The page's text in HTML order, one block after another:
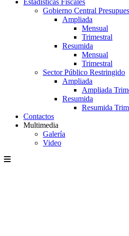
Estadísticas Fiscales
Gobierno Central
Ampliada
Mensual
Trimestral
Resumida
Mensual
Trimestral
Sector Público Restringido
Ampliada
Ampliada
Resumida
Resumida
Contactos
Multimedia
Galería
Video